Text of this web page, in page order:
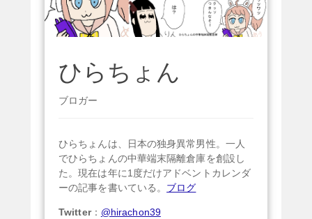
ひらちょん
ブロガー
ひらちょんは、日本の独身異常男性。一人
でひらちょんの中華端末隔離倉庫を創設し
た。現在は年に1度だけアドベントカレンダ
ーの記事を書いている。 ブログ
Twitter： @hirachon39